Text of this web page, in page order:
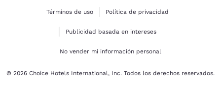
Términos de uso Política de privacidad
Publicidad basada en intereses
No vender mi información personal
© 2026 Choice Hotels International, Inc. Todos los derechos reservados.